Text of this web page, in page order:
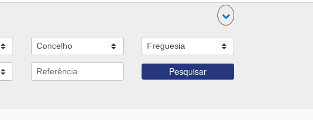
Pesquisar